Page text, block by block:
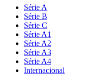
Série A
Série B
Série C
Série A1
Série A2
Série A3
Série A4
Internacional